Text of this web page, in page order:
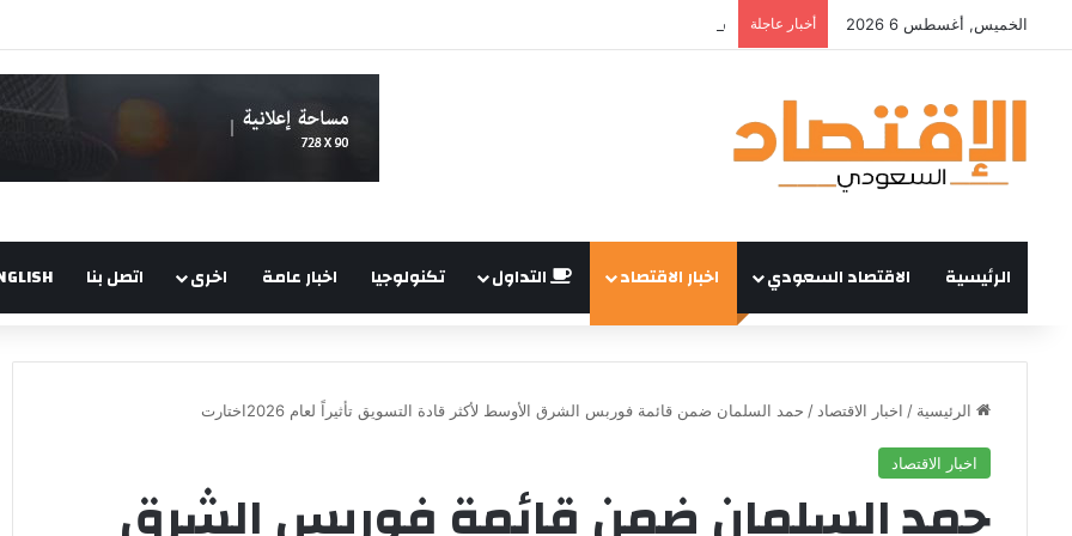
الخميس, أغسطس 6 2026 أخبار عاجلة
الرئيسية الاقتصاد السعودي اخبار الاقتصاد التداول تكنولوجيا اخبار عامة اخرى اتصل بنا
الرئيسية / اخبار الاقتصاد / حمد السلمان ضمن قائمة فوربس الشرق الأوسط لأكثر قادة التسويق تأثيراً لعام 2026اختارت
اخبار الاقتصاد